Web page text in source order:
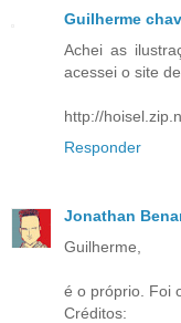
Guilherme
Achei as
acessei o site
http://
Responder
Jonathan
Guilherme,
é o próprio. Foi
Créditos: